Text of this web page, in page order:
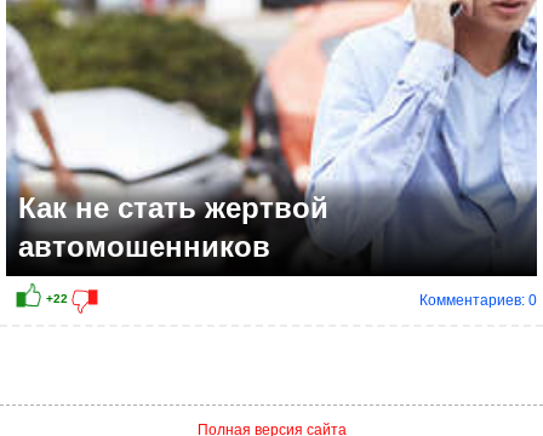
Как не стать жертвой
автомошенников
Комментариев: 0
Полная версия сайта